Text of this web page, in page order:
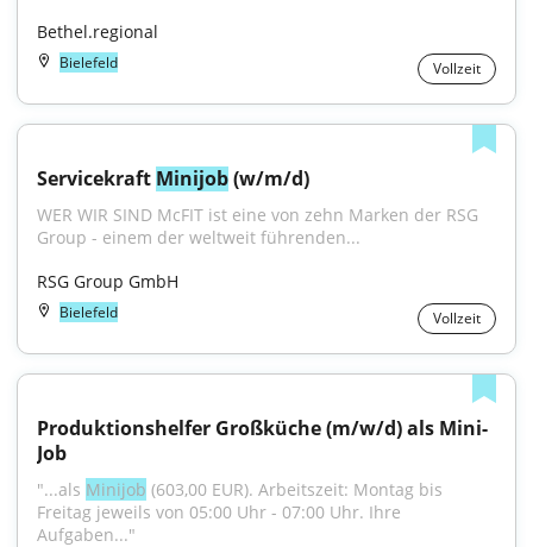
Bethel.regional
Bielefeld Vollzeit
Servicekraft Minijob (w/m/d)
WER WIR SIND McFIT ist eine von zehn Marken der RSG
Group - einem der weltweit führenden...
RSG Group GmbH
Bielefeld Vollzeit
Produktionshelfer Großküche (m/w/d) als Mini-
Job
"...als Minijob (603,00 EUR). Arbeitszeit: Montag bis
Freitag jeweils von 05:00 Uhr - 07:00 Uhr. Ihre
Aufgaben..."